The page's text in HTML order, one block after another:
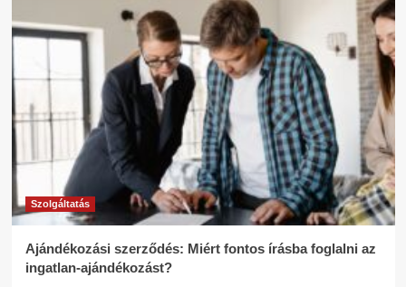
Szolgáltatás
Ajándékozási szerződés: Miért fontos írásba foglalni az
ingatlan-ajándékozást?